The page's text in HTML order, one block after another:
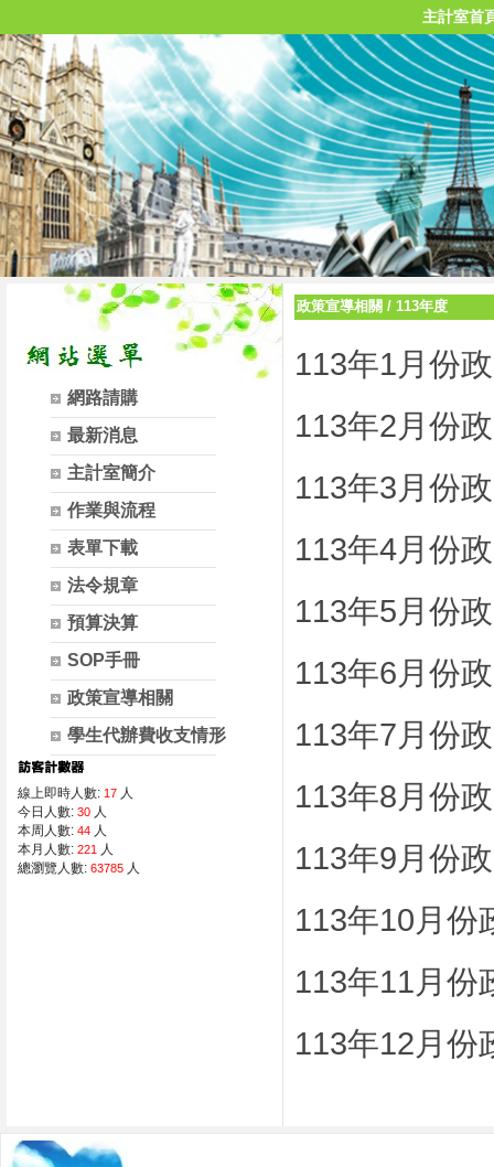
主計室首
網路請購
最新消息
主計室簡介
作業與流程
表單下載
法令規章
預算決算
SOP手冊
政策宣導相關
學生代辦費收支情形
線上即時人數: 17 人
今日人數: 30 人
本周人數: 44 人
本月人數: 221 人
總瀏覽人數: 63785 人
政策宣導相關 / 113年度
113年1月份
113年2月份
113年3月份
113年4月份
113年5月份
113年6月份
113年7月份
113年8月份
113年9月份
113年10月份
113年11月份
113年12月份